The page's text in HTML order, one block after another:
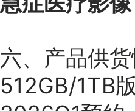
六、产品供
512GB/1TB